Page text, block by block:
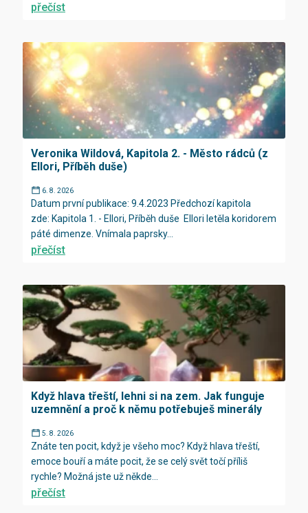
přečíst
Veronika Wildová, Kapitola 2. - Město rádců (z
Ellori, Příběh duše)
6. 8. 2026
Datum první publikace: 9.4.2023 Předchozí kapitola
zde: Kapitola 1. - Ellori, Příběh duše Ellori letěla koridorem
páté dimenze. Vnímala paprsky...
přečíst
Když hlava třeští, lehni si na zem. Jak funguje
uzemnění a proč k němu potřebuješ minerály
5. 8. 2026
Znáte ten pocit, když je všeho moc? Když hlava třeští,
emoce bouří a máte pocit, že se celý svět točí příliš
rychle? Možná jste už někde...
přečíst